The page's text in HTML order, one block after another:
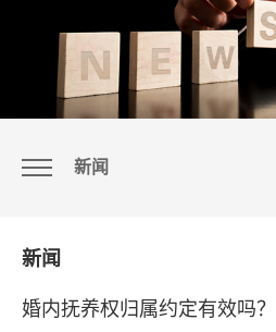
新闻
新闻
婚内抚养权归属约定有效吗？